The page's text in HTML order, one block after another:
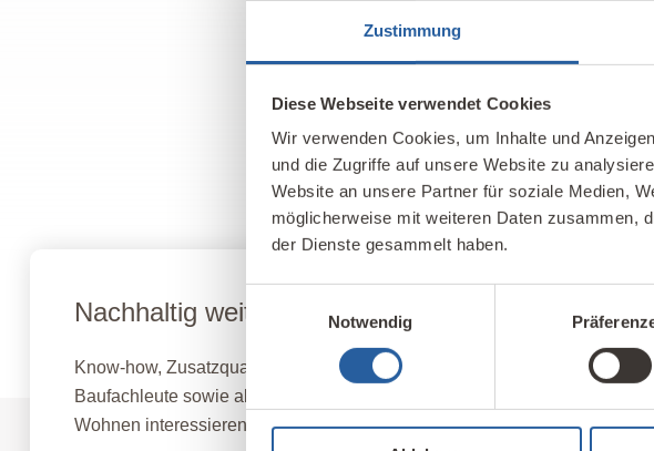
Zustimmung
Diese Webseite verwendet Cookies
Wir verwenden Cookies, um Inhalte und
und die Zugriffe auf unsere Website zu
Website an unsere Partner für soziale Medien,
möglicherweise mit weiteren Daten zusammen,
der Dienste gesammelt haben.
Notwendig
Nachhaltig weiterbilden
Know-how, Zusatzqualifikationen und neue berufliche Möglichkeiten für
Baufachleute sowie alle, die sich für gesundes, nachhaltiges Bauen und
Wohnen interessieren.